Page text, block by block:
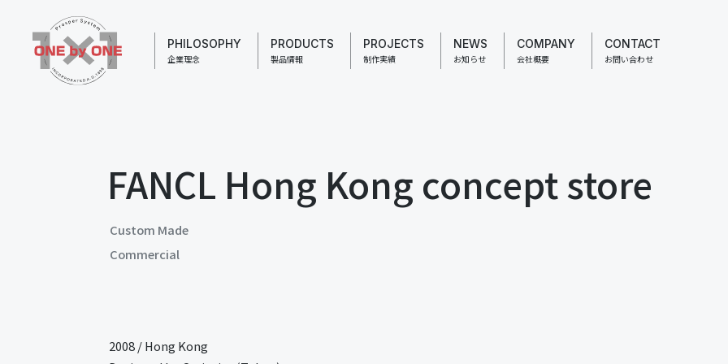
PHILOSOPHY
企業理念
PRODUCTS
製品情報
PROJECTS
制作実績
NEWS
お知らせ
COMPANY
会社概要
CONTACT
お問い合わせ
FANCL Hong Kong concept store
Custom Made
Commercial
2008/Hong Kong